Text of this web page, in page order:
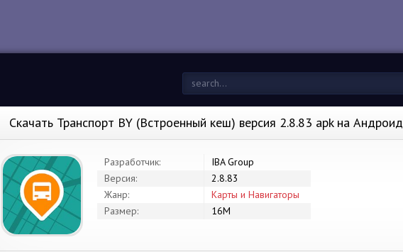
Скачать Транспорт BY (Встроенный кеш) версия 2.8.83 apk на Андроид
Разработчик:
IBA Group
Версия:
2.8.83
Жанр:
Карты и Навигаторы
Размер:
16M